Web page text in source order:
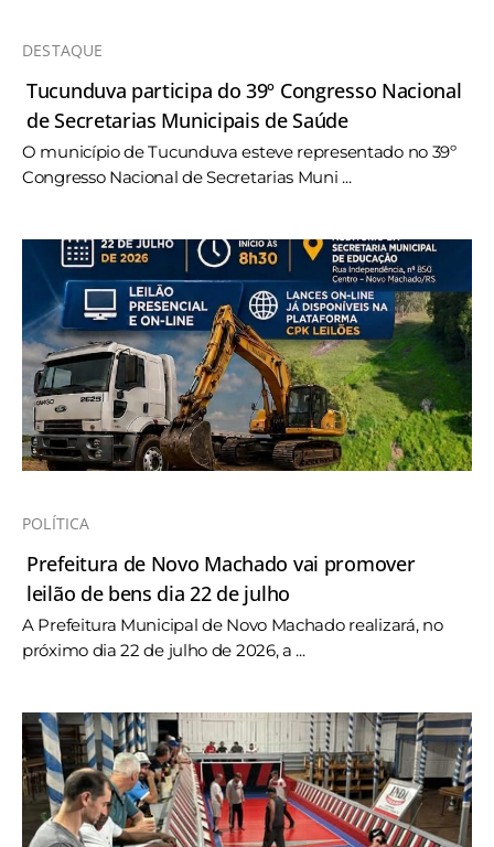
DESTAQUE
Tucunduva participa do 39º Congresso Nacional
de Secretarias Municipais de Saúde
O município de Tucunduva esteve representado no 39º
Congresso Nacional de Secretarias Muni ...
POLÍTICA
Prefeitura de Novo Machado vai promover
leilão de bens dia 22 de julho
A Prefeitura Municipal de Novo Machado realizará, no
próximo dia 22 de julho de 2026, a ...